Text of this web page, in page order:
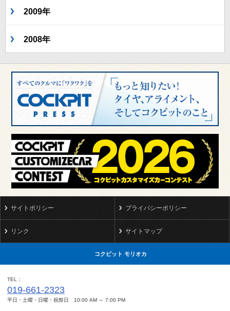
2009年
2008年
サイトポリシー プライバシーポリシー
リンク サイトマップ
コクピット モリオカ
TEL
019-661-2323
平日・土曜・日曜・祝祭日 10:00 AM ～ 7:00 PM